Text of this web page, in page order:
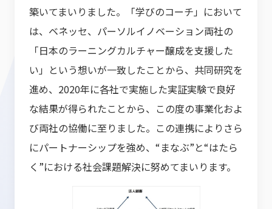
築いてまいりました。「学びのコーチ」において
は、ベネッセ、パーソルイノベーション両社の
「日本のラーニングカルチャー醸成を支援した
い」という想いが一致したことから、共同研究を
進め、2020年に各社で実施した実証実験で良好
な結果が得られたことから、この度の事業化およ
び両社の協働に至りました。この連携によりさら
にパートナーシップを強め、“まなぶ”と“はたら
く”における社会課題解決に努めてまいります。